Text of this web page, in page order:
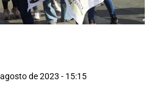
de 2023 - 15:15